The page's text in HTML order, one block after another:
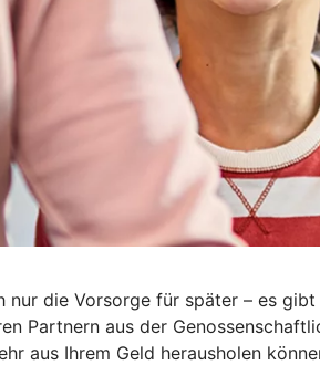
die Vorsorge für später – es
Partnern aus der
aus Ihrem Geld herausholen